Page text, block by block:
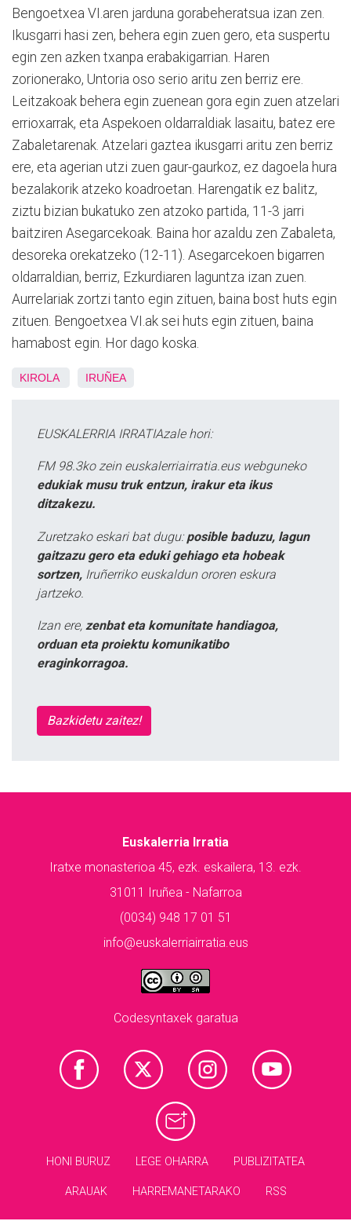
Bengoetxea VI.aren jarduna gorabeheratsua izan zen.
Ikusgarri hasi zen, behera egin zuen gero, eta suspertu
egin zen azken txanpa erabakigarrian. Haren
zorionerako, Untoria oso serio aritu zen berriz ere.
Leitzakoak behera egin zuenean gora egin zuen atzelari
errioxarrak, eta Aspekoen oldarraldiak lasaitu, batez ere
Zabaletarenak. Atzelari gaztea ikusgarri aritu zen berriz
ere, eta agerian utzi zuen gaur-gaurkoz, ez dagoela hura
bezalakorik atzeko koadroetan. Harengatik ez balitz,
ziztu bizian bukatuko zen atzoko partida, 11-3 jarri
baitziren Asegarcekoak. Baina hor azaldu zen Zabaleta,
desoreka orekatzeko (12-11). Asegarcekoen bigarren
oldarraldian, berriz, Ezkurdiaren laguntza izan zuen.
Aurrelariak zortzi tanto egin zituen, baina bost huts egin
zituen. Bengoetxea VI.ak sei huts egin zituen, baina
hamabost egin. Hor dago koska.
KIROLA IRUÑEA
EUSKALERRIA IRRATIAzale hori:
FM 98.3ko zein euskalerriairratia.eus webguneko
edukiak musu truk entzun, irakur eta ikus
ditzakezu.
Zuretzako eskari bat dugu: posible baduzu, lagun
gaitzazu gero eta eduki gehiago eta hobeak
sortzen, Iruñerriko euskaldun ororen eskura
jartzeko.
Izan ere, zenbat eta komunitate handiagoa,
orduan eta proiektu komunikatibo
eraginkorragoa.
Bazkidetu zaitez!
Euskalerria Irratia
Iratxe monasterioa 45, ezk. eskailera, 13. ezk.
31011 Iruñea - Nafarroa
(0034) 948 17 01 51
info@euskalerriairratia.eus
Codesyntaxek garatua
HONI BURUZ LEGE OHARRA PUBLIZITATEA
ARAUAK HARREMANETARAKO RSS